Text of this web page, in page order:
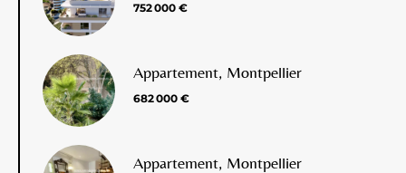
752 000 €
Appartement, Montpellier
682 000 €
Appartement, Montpellier